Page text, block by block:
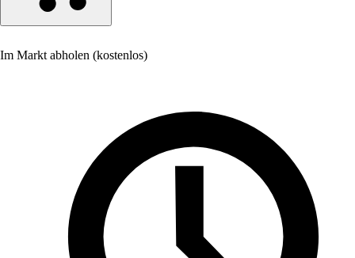
Im Markt abholen (kostenlos)